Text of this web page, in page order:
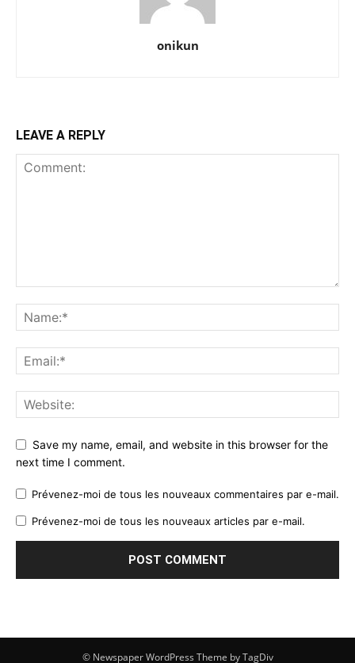
onikun
LEAVE A REPLY
Save my name, email, and website in this browser for the
next time I comment.
Prévenez-moi de tous les nouveaux commentaires par e-mail.
Prévenez-moi de tous les nouveaux articles par e-mail.
© Newspaper WordPress Theme by TagDiv